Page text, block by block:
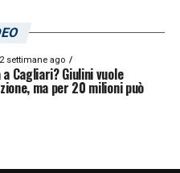
2 settimane ago
Cagliari? Giulini vuole
ma per 20 milioni può